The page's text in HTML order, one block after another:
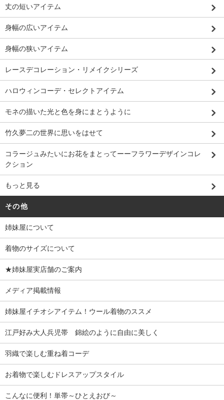
丈の短いアイテム
身幅の広いアイテム
身幅の狭いアイテム
レースデコレーション・リメイクシリーズ
ハロウィンコーデ・セレクトアイテム
モネの描いた光と色を身にまとうように
竹久夢二の世界に思いをはせて
コラージュみたいにお花をまとってーーフラワーデザインコレ
クション
もっと見る
その他
姉妹屋について
着物のサイズについて
★姉妹屋実店舗のご案内
メディア掲載情報
姉妹屋イチオシアイテム！ウール着物のススメ
江戸好み大人兵児帯 錦絵のように自由に美しく
羽織で楽しむ重ね着コーデ
お着物で楽しむドレスアップスタイル
こんなに便利！単帯～ひとえおび～